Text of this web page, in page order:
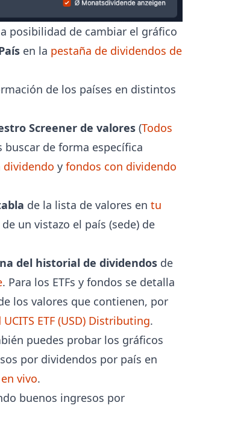
posibilidad de cambiar el gráfico
en la pestaña de dividendos de
de los países en distintos
Screener de valores(Todos
buscar de forma específica
dividendo y fondos con dividendo
de la lista de valores en tu
un vistazo el país (sede) de
del historial de dividendosde
. Para los ETFs y fondos se detalla
los valores que contienen, por
ETF (USD) Distributing.
puedes probar los gráficos
por dividendos por país en
vivo.
buenos ingresos por